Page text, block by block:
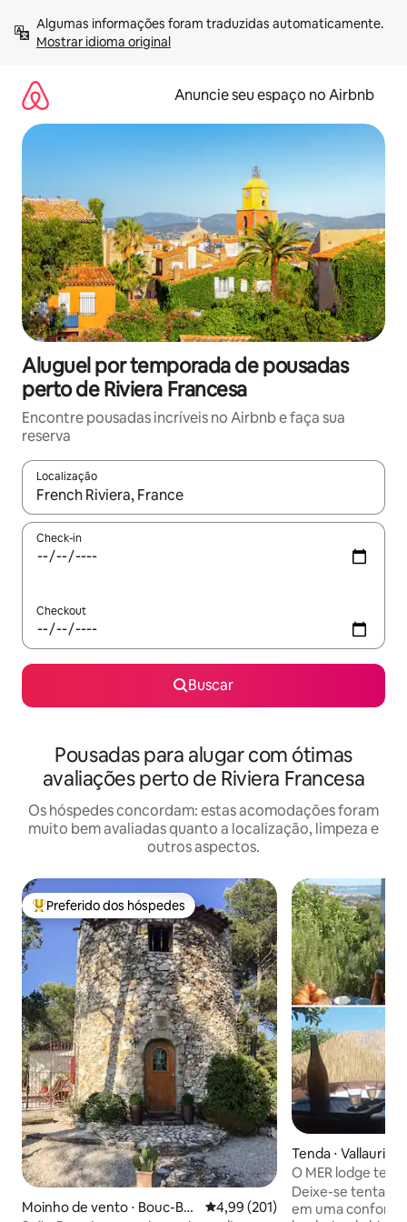
para
Mostrar idioma original
Anuncie seu espaço no Airbnb
Aluguel por temporada de pousadas
perto de Riviera Francesa
Encontre pousadas incríveis no Airbnb e faça sua
reserva
Localização
Quando os resultados estiverem disponíveis, explore-os
Check-in
Checkout
Buscar
Pousadas para alugar com ótimas
avaliações perto de Riviera Francesa
Os hóspedes concordam: estas acomodações foram
muito bem avaliadas quanto a localização, limpeza e
outros aspectos.
Entre os melhores preferidos dos hóspedes
Preferido dos hóspedes
Moinho de vento ⋅ Bouc-Bel
4,99 de uma avaliação média de
4,99 (201)
Tenda ⋅ Vallauris
O MER lodge
Deixe-se tentar
em uma